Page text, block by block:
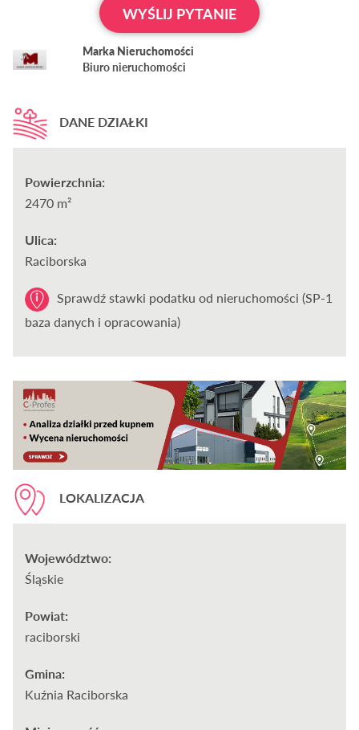
WYŚLIJ PYTANIE
Marka Nieruchomości
Biuro nieruchomości
DANE DZIAŁKI
Powierzchnia:
2470 m²
Ulica:
Raciborska
Sprawdź stawki podatku od nieruchomości (SP-1
baza danych i opracowania)
LOKALIZACJA
Województwo:
Śląskie
Powiat:
raciborski
Gmina:
Kuźnia Raciborska